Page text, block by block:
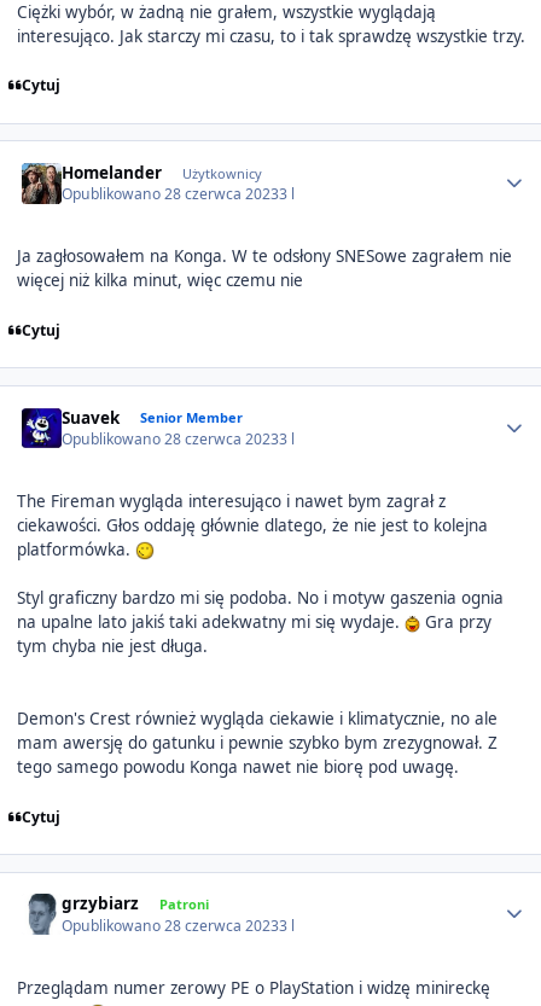
Ciężki wybór, w żadną nie grałem, wszystkie wyglądają
interesująco. Jak starczy mi czasu, to i tak sprawdzę wszystkie trzy.
Cytuj
Homelander Użytkownicy
Opublikowano28 czerwca 20233 l
Ja zagłosowałem na Konga. W te odsłony SNESowe zagrałem nie
więcej niż kilka minut, więc czemu nie
Cytuj
Suavek Senior Member
Opublikowano28 czerwca 20233 l
The Fireman wygląda interesująco i nawet bym zagrał z
ciekawości. Głos oddaję głównie dlatego, że nie jest to kolejna
platformówka.
Styl graficzny bardzo mi się podoba. No i motyw gaszenia ognia
na upalne lato jakiś taki adekwatny mi się wydaje.
Gra przy
tym chyba nie jest długa.
Demon's Crest również wygląda ciekawie i klimatycznie, no ale
mam awersję do gatunku i pewnie szybko bym zrezygnował. Z
tego samego powodu Konga nawet nie biorę pod uwagę.
Cytuj
grzybiarz Patroni
Opublikowano28 czerwca 20233 l
Przeglądam numer zerowy PE o PlayStation i widzę minireckę